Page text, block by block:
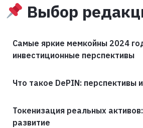
Выбор
Самые яркие мемкойны 2024
инвестиционные перспективы
Что такое DePIN: перспективы
Токенизация реальных
развитие